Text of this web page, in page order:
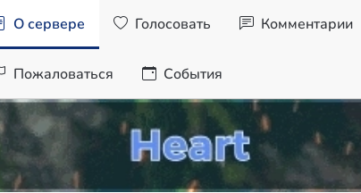
О сервере Голосовать Комментарии
Пожаловаться События